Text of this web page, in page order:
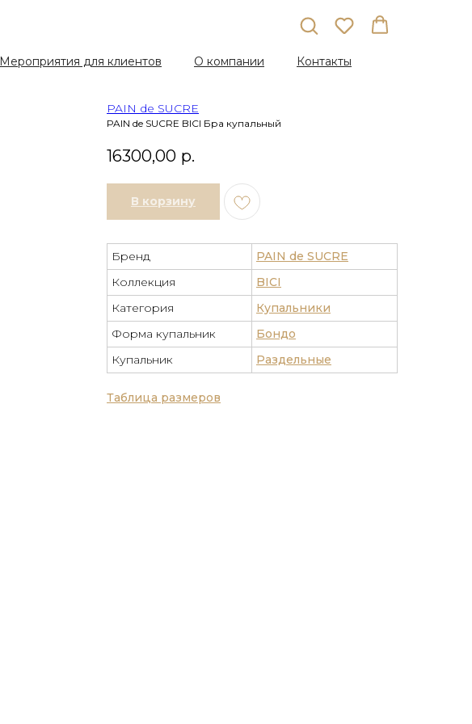
Мероприятия для клиентов О компании Контакты
PAIN de SUCRE BICI Бра купальный
PAIN de SUCRE
16300,00 р.
В корзину
Таблица размеров
Бренд
PAIN de SUCRE
Коллекция
BICI
Категория
Купальники
Форма купальник
Бондо
Купальник
Раздельные